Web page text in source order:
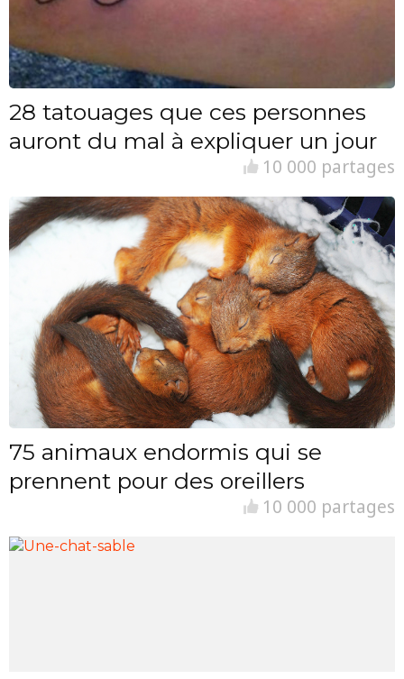
28 tatouages que ces personnes
auront du mal à expliquer un jour
10 000 partages
75 animaux endormis qui se
prennent pour des oreillers
10 000 partages